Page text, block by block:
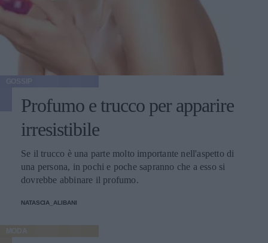
Profumo e trucco per apparire
irresistibile
Se il trucco è una parte molto importante nell'aspetto di
una persona, in pochi e poche sapranno che a esso si
dovrebbe abbinare il profumo.
NATASCIA_ALIBANI
MODA